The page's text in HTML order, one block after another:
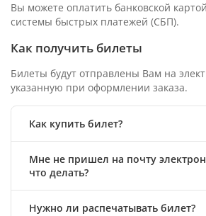
Вы можете оплатить банковской
системы быстрых платежей (СБП).
Как получить билеты
Билеты будут отправлены Вам на
указанную при оформлении заказа.
Как купить билет?
Мне не пришел на почту
что делать?
Нужно ли распечатывать билет?